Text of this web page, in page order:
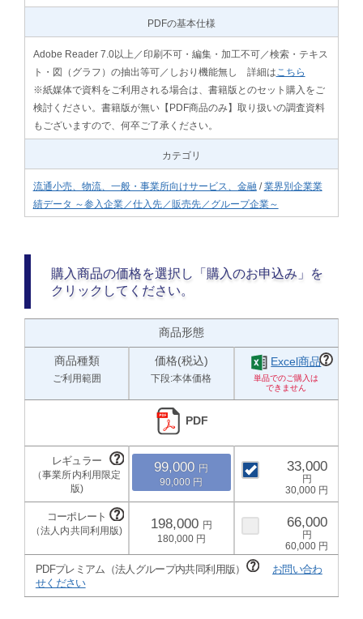
PDFの基本仕様
Adobe Reader 7.0以上／印刷不可・編集・加工不可／検索・テキス
ト・図（グラフ）の抽出等可／しおり機能無し 詳細は こちら
※紙媒体で資料をご利用される場合は、書籍版とのセット購入をご
検討ください。書籍版が無い【PDF商品のみ】取り扱いの調査資料
もございますので、何卒ご了承ください。
カテゴリ
流通小売、物流、一般・事業所向けサービス、金融 /業界別企業業
績データ ～参入企業／仕入先／販売先／グループ企業～
購入商品の価格を選択し「購入のお申込み」を
クリックしてください。
商品形態
商品種類
ご利用範囲
価格(税込)
下段:本体価格
Excel商品
PDF
99,000
90,000
33,000
30,000
198,000
180,000
66,000
60,000
PDFプレミアム（法人グループ内共同利用版）
お問い合わ
せください